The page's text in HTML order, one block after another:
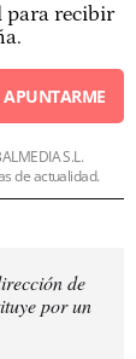
para recibir
APUNTARME
S.L.
de actualidad.
de
por un